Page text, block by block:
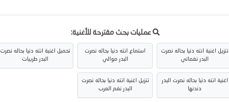
عمليات بحث مقترحة للأغنية:
تنزيل اغنية انته دنيا بحاله نصرت
البدر نغماتي
استماع انته دنيا بحاله نصرت
البدر موالي
تحميل اغنية انته دنيا بحاله نصرت
البدر طربيات
اغنية انته دنيا بحاله نصرت البدر
دندنها
تنزيل اغنية انته دنيا بحاله نصرت
البدر نغم العرب